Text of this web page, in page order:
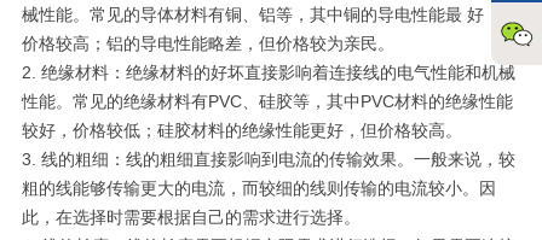
械性能。常见的导体材料有铜、铝等，其中铜的导电性能最 好，但
价格较高；铝的导电性能略差，但价格较为亲民。
2. 绝缘材料：绝缘材料的好坏直接影响着连接线的电气性能和机械
性能。常见的绝缘材料有PVC、硅胶等，其中PVC材料的绝缘性能
较好，价格较低；硅胶材料的绝缘性能更好，但价格较高。
3. 线的粗细：线的粗细直接影响到电流的传输效果。一般来说，较
粗的线能够传输更大的电流，而较细的线则传输的电流较小。因
此，在选择时需要根据自己的需求进行选择。